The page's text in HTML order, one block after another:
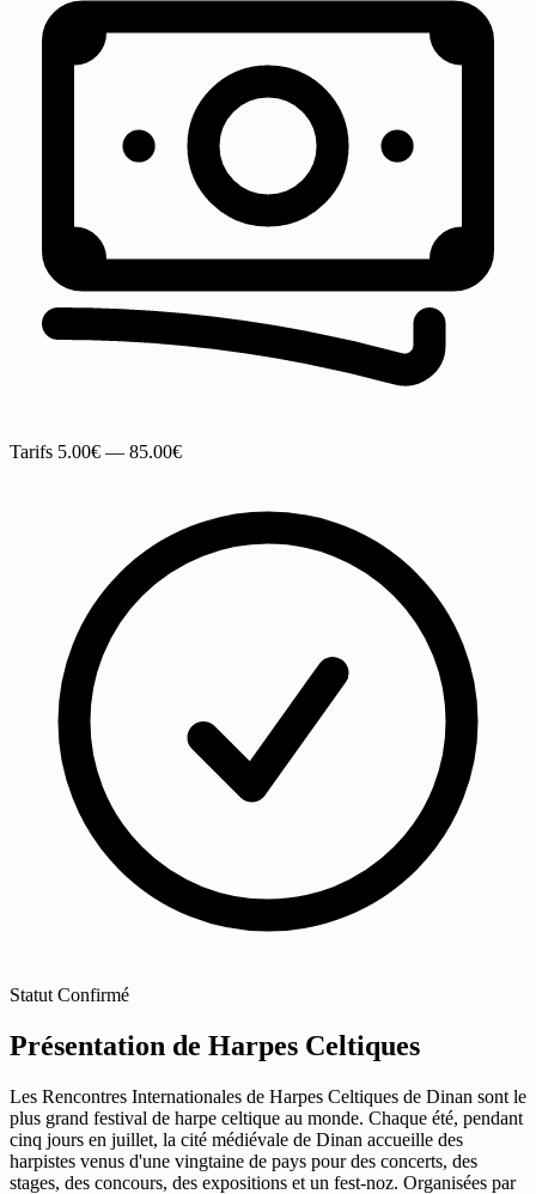
Tarifs 5.00€ — 85.00€
Statut Confirmé
Présentation de Harpes Celtiques
Les Rencontres Internationales de Harpes Celtiques de Dinan sont le
plus grand festival de harpe celtique au monde. Chaque été, pendant
cinq jours en juillet, la cité médiévale de Dinan accueille des
harpistes venus d'une vingtaine de pays pour des concerts, des
stages, des concours, des expositions et un fest-noz. Organisées par